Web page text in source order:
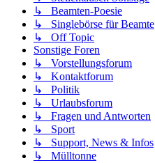
↳ Beamten-Poesie
↳ Singlebörse für Beamte
↳ Off Topic
Sonstige Foren
↳ Vorstellungsforum
↳ Kontaktforum
↳ Politik
↳ Urlaubsforum
↳ Fragen und Antworten
↳ Sport
↳ Support, News & Infos
↳ Mülltonne